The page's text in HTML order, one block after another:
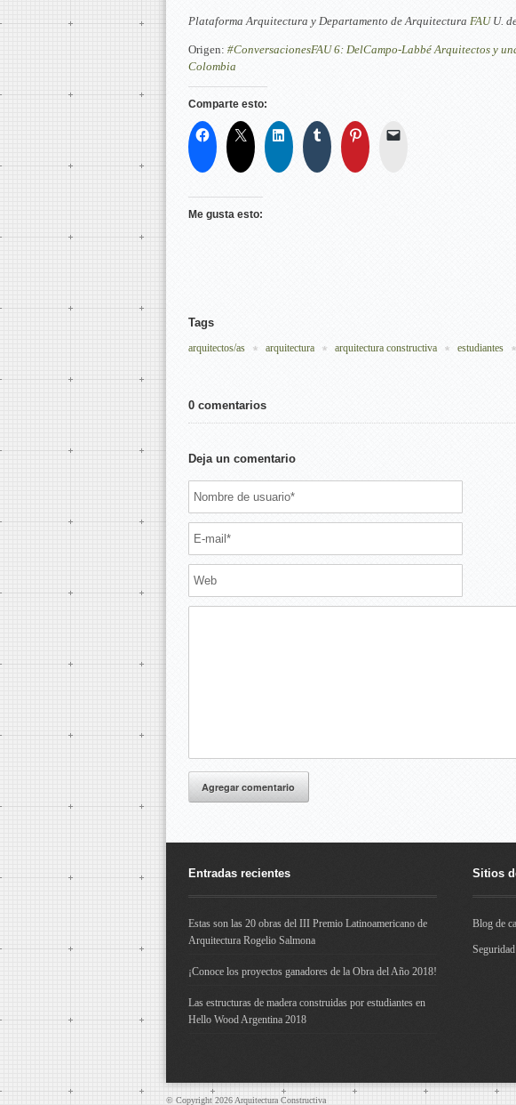
Plataforma Arquitectura y Departamento de Arquitectura FAUU.
Origen: #ConversacionesFAU 6: DelCampo-Labbé Arquitectos y
Colombia
Comparte esto:
Me gusta esto:
Tags
arquitectos/as arquitectura arquitectura constructiva estudiantes
0 comentarios
Deja un comentario
Agregar comentario
Entradas recientes
Estas son las 20 obras del III Premio Latinoamericano de
Arquitectura Rogelio Salmona
¡Conoce los proyectos ganadores de la Obra del Año 2018!
Las estructuras de madera construidas por estudiantes en
Hello Wood Argentina 2018
Sitios
Blog de
© Copyright 2026 Arquitectura Constructiva